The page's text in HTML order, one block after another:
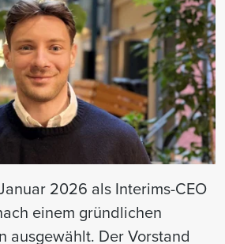
2026 als Interims-CEO
einem gründlichen
ausgewählt. Der Vorstand